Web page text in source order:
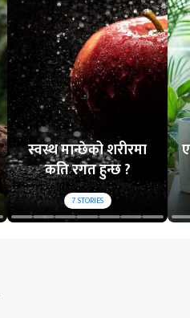
स्वस्थ मान्छेको शरीरमा
कति रगत हुन्छ ?
7STORIES